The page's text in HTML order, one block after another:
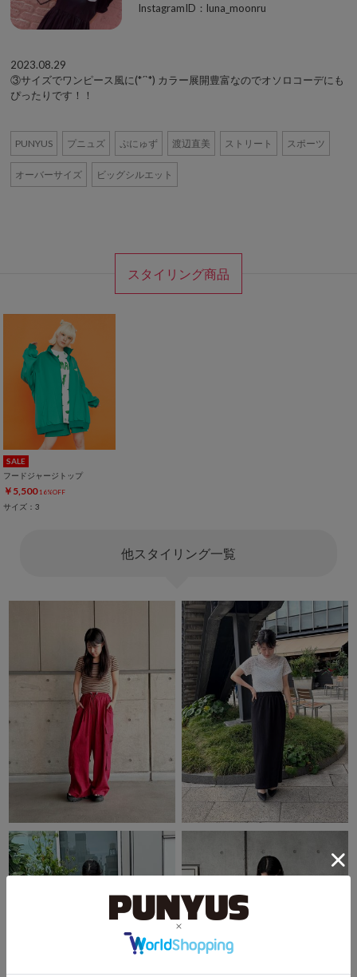
InstagramID：luna_moonru
2023.08.29
③サイズでワンピース風に(*´`*) カラー展開豊富なのでオソロコーデにも
ぴったりです！！
PUNYUS プニュズ ぷにゅず 渡辺直美 ストリート スポーツ
オーバーサイズ ビッグシルエット
スタイリング商品
SALE
フードジャージトップ
￥5,500 16%OFF
サイズ：3
他スタイリング一覧